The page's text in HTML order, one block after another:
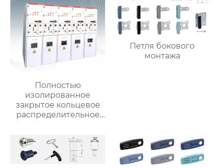
Полностью
изолированное
закрытое кольцевое
распределительное
Петля бокового
монтажа